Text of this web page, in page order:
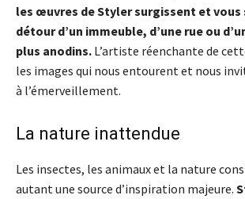
les œuvres de Styler surgissent et vous
détour d’un immeuble, d’une rue ou
plus anodins. L’artiste réenchante de
les images qui nous entourent et nous
à l’émerveillement.
La nature inattendue
Les insectes, les animaux et la nature
autant une source d’inspiration majeure.